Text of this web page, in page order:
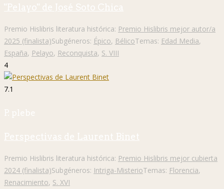
"Pelayo" de José Soto Chica
Premio Hislibris literatura histórica: Premio Hislibris mejor autor/a
2025 (finalista)Subgéneros: Épico, BélicoTemas: Edad Media,
España, Pelayo, Reconquista, S. VIII
4
7.1
P. plebe
Perspectivas de Laurent Binet
Premio Hislibris literatura histórica: Premio Hislibris mejor cubierta
2024 (finalista)Subgéneros: Intriga-MisterioTemas: Florencia,
Renacimiento, S. XVI